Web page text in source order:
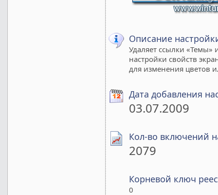
Описание
Удаляет ссылки
настройки свойств
для изменения цветов
Дата добавления
03.07.2009
Кол-во включений
2079
Корневой ключ
0